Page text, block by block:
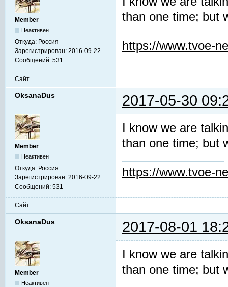
Member
Неактивен
Откуда: Россия
Зарегистрирован: 2016-09-22
Сообщений: 531
than one time; but
https://www.tvoe-
Сайт
OksanaDus 2017-05-30
Member
Неактивен
Откуда: Россия
Зарегистрирован: 2016-09-22
Сообщений: 531
I know we are
than one time; but
https://www.tvoe-
Сайт
OksanaDus 2017-08-01
Member
Неактивен
I know we are
than one time; but